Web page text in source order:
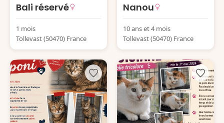
Bali réservé
1 mois
Tollevast (50470) France
Nanou
10 ans et 4 mois
Tollevast (50470) France